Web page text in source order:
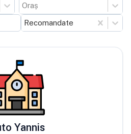
Oraș
Recomandate
Yannis